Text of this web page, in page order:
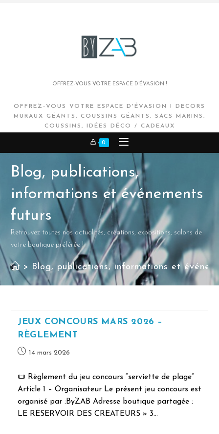
OFFREZ-VOUS VOTRE ESPACE D'ÉVASION !
OFFREZ-VOUS VOTRE ESPACE D'ÉVASION ! DECORS
MURAUX GÉANTS, COUSSINS GÉANTS, SACS MARINS,
COUSSINS, IDÉES DÉCO / CADEAUX
0
Blog, publications,
informations et événements
futurs
Retrouvez toutes nos actualités, créations, expositions, salons de
votre boutique préférée !
> Blog, publications, informations et
JEUX CONCOURS MARS 2026 –
RÈGLEMENT
14 mars 2026
📜 Règlement du jeu concours “serviette de plage”
Article 1 – Organisateur Le présent jeu concours est
organisé par :ByZAB Adresse boutique partagée :
LE RESERVOIR DES CREATEURS » 3…